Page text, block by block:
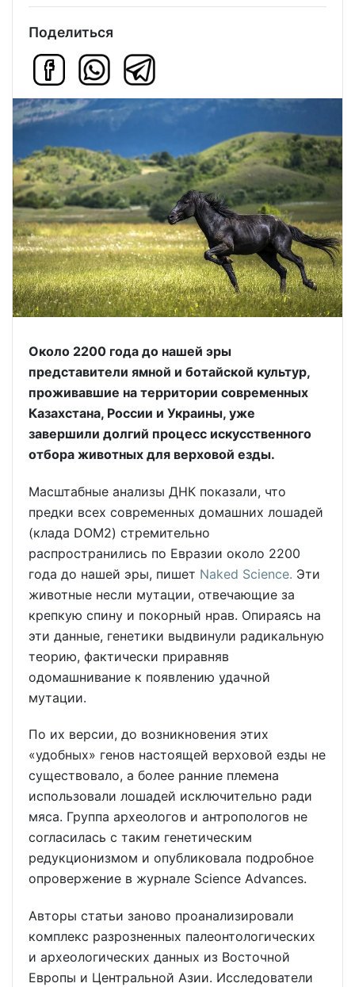
Поделиться
Около 2200 года до нашей эры
представители ямной и ботайской культур,
проживавшие на территории современных
Казахстана, России и Украины, уже
завершили долгий процесс искусственного
отбора животных для верховой езды.
Масштабные анализы ДНК показали, что
предки всех современных домашних лошадей
(клада DOM2) стремительно
распространились по Евразии около 2200
года до нашей эры, пишет Naked Science. Эти
животные несли мутации, отвечающие за
крепкую спину и покорный нрав. Опираясь на
эти данные, генетики выдвинули радикальную
теорию, фактически приравняв
одомашнивание к появлению удачной
мутации.
По их версии, до возникновения этих
«удобных» генов настоящей верховой езды не
существовало, а более ранние племена
использовали лошадей исключительно ради
мяса. Группа археологов и антропологов не
согласилась с таким генетическим
редукционизмом и опубликовала подробное
опровержение в журнале Science Advances.
Авторы статьи заново проанализировали
комплекс разрозненных палеонтологических
и археологических данных из Восточной
Европы и Центральной Азии. Исследователи